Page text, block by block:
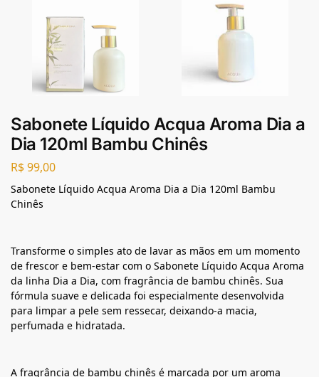
Sabonete Líquido Acqua Aroma Dia a
Dia 120ml Bambu Chinês
R$99,00
Sabonete Líquido Acqua Aroma Dia a Dia 120ml Bambu
Chinês
Transforme o simples ato de lavar as mãos em um momento
de frescor e bem-estar com o Sabonete Líquido Acqua Aroma
da linha Dia a Dia, com fragrância de bambu chinês. Sua
fórmula suave e delicada foi especialmente desenvolvida
para limpar a pele sem ressecar, deixando-a macia,
perfumada e hidratada.
A fragrância de bambu chinês é marcada por um aroma